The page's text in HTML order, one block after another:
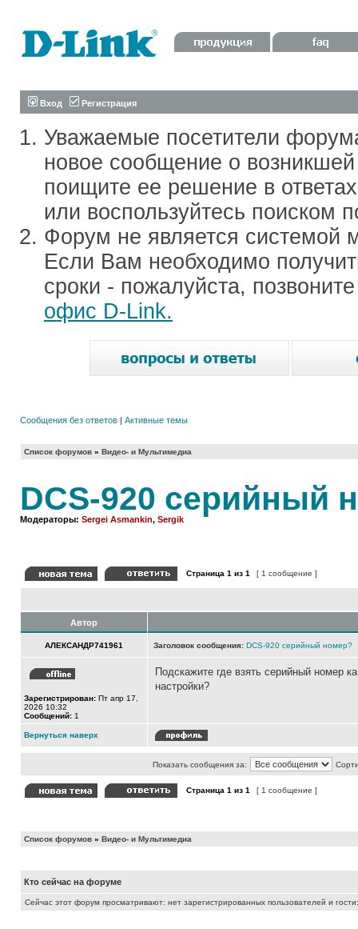
Вход Регистрация
Уважаемые посетители
новое сообщение о
поищите ее решение в
или воспользуйтесь поиском
Форум не является системой
Если Вам необходимо
сроки - пожалуйста,
офис D-Link.
Сообщения без ответов | Активные темы
Список форумов » Видео- и Мультимедиа
DCS-920 серийный
Модераторы: Sergei Asmankin, Sergik
Страница 1 из 1 [ 1 сообщение ]
Автор
АЛЕКСАНДР741961 Заголовок сообщения: DCS-920 серийный номер?
Зарегистрирован: Пт апр 17,
2026 10:32
Сообщений: 1
Подскажите где взять серийный номер
настройки?
Вернуться наверх
Показать сообщения за:
Страница 1 из 1 [ 1 сообщение ]
Список форумов » Видео- и Мультимедиа
Кто сейчас на форуме
Сейчас этот форум просматривают: нет зарегистрированных пользователей и